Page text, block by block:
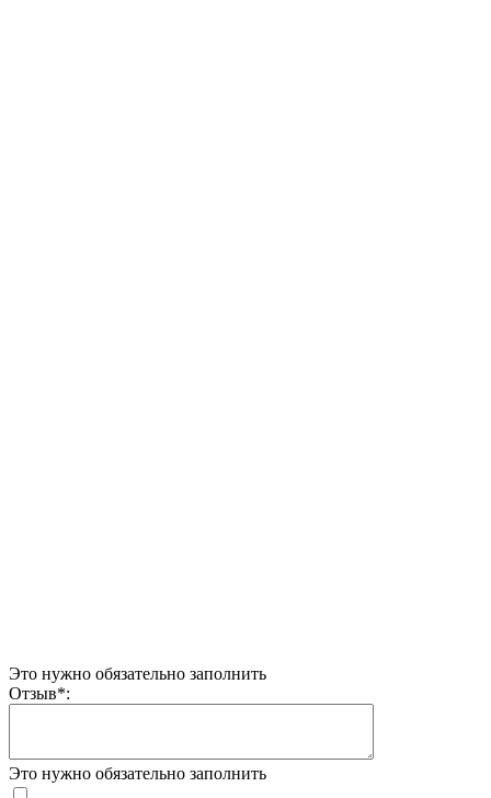
Это нужно обязательно заполнить
Отзыв*:
Это нужно обязательно заполнить